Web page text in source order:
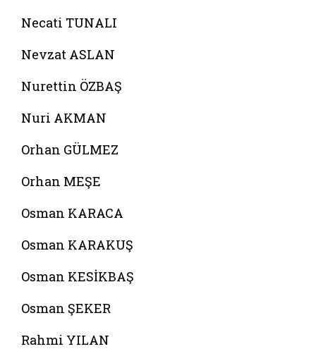
Necati TUNALI
Nevzat ASLAN
Nurettin ÖZBAŞ
Nuri AKMAN
Orhan GÜLMEZ
Orhan MEŞE
Osman KARACA
Osman KARAKUŞ
Osman KESİKBAŞ
Osman ŞEKER
Rahmi YILAN